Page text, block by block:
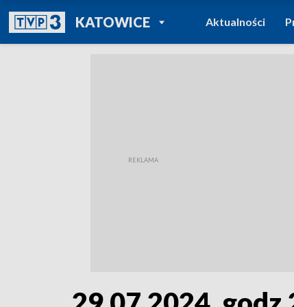
KATOWICEPOWRÓT DO
TVP REGIONY
Aktualności